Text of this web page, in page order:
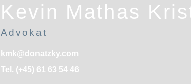
Kevin Mathas
Advokat
kmk@donatzky.com
Tel. (+45) 61 63 54 46